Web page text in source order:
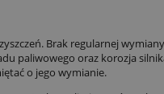
Brak regularnej
paliwowego oraz korozja
o jego wymianie.